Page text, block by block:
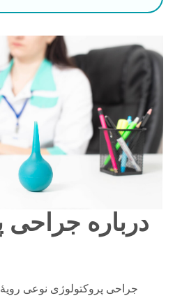
درباره جراحی
جراحی پروکتولوژی نوعی